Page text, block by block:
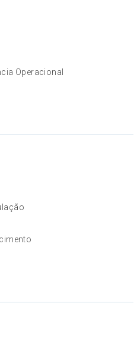
Operacional